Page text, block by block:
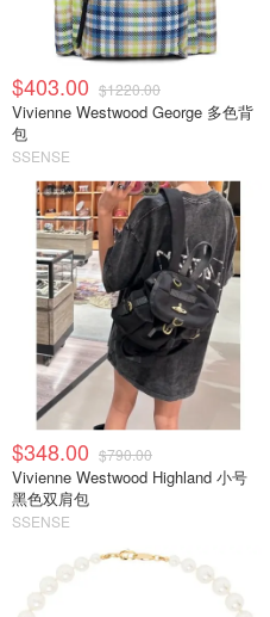
$403.00 $1220.00
Vivienne Westwood George 多色背
包
SSENSE
$348.00 $790.00
Vivienne Westwood Highland 小号
黑色双肩包
SSENSE